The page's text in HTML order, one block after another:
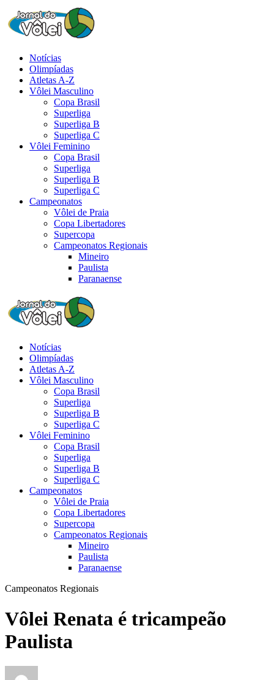
Notícias
Olimpíadas
Atletas A-Z
Vôlei Masculino
Copa Brasil
Superliga
Superliga B
Superliga C
Vôlei Feminino
Copa Brasil
Superliga
Superliga B
Superliga C
Campeonatos
Vôlei de Praia
Copa Libertadores
Supercopa
Campeonatos Regionais
Mineiro
Paulista
Paranaense
Notícias
Olimpíadas
Atletas A-Z
Vôlei Masculino
Copa Brasil
Superliga
Superliga B
Superliga C
Vôlei Feminino
Copa Brasil
Superliga
Superliga B
Superliga C
Campeonatos
Vôlei de Praia
Copa Libertadores
Supercopa
Campeonatos Regionais
Mineiro
Paulista
Paranaense
Campeonatos Regionais
Vôlei Renata é tricampeão
Paulista